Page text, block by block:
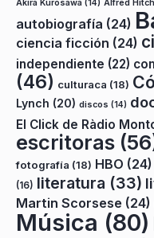
Akira Kurosawa (14) Alfred
autobiografía (24)
ciencia ficción (24)
independiente (22)
(46) culturaca (18)
Lynch (20) discos (14)
El Click de Ràdio
escritoras
fotografía (18) HBO (24)
(16) literatura (33)
Martin Scorsese (24)
Música (80)